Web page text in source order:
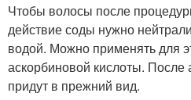
Чтобы волосы после
действие соды нужно
водой. Можно применять для
аскорбиновой кислоты. После
придут в прежний вид.